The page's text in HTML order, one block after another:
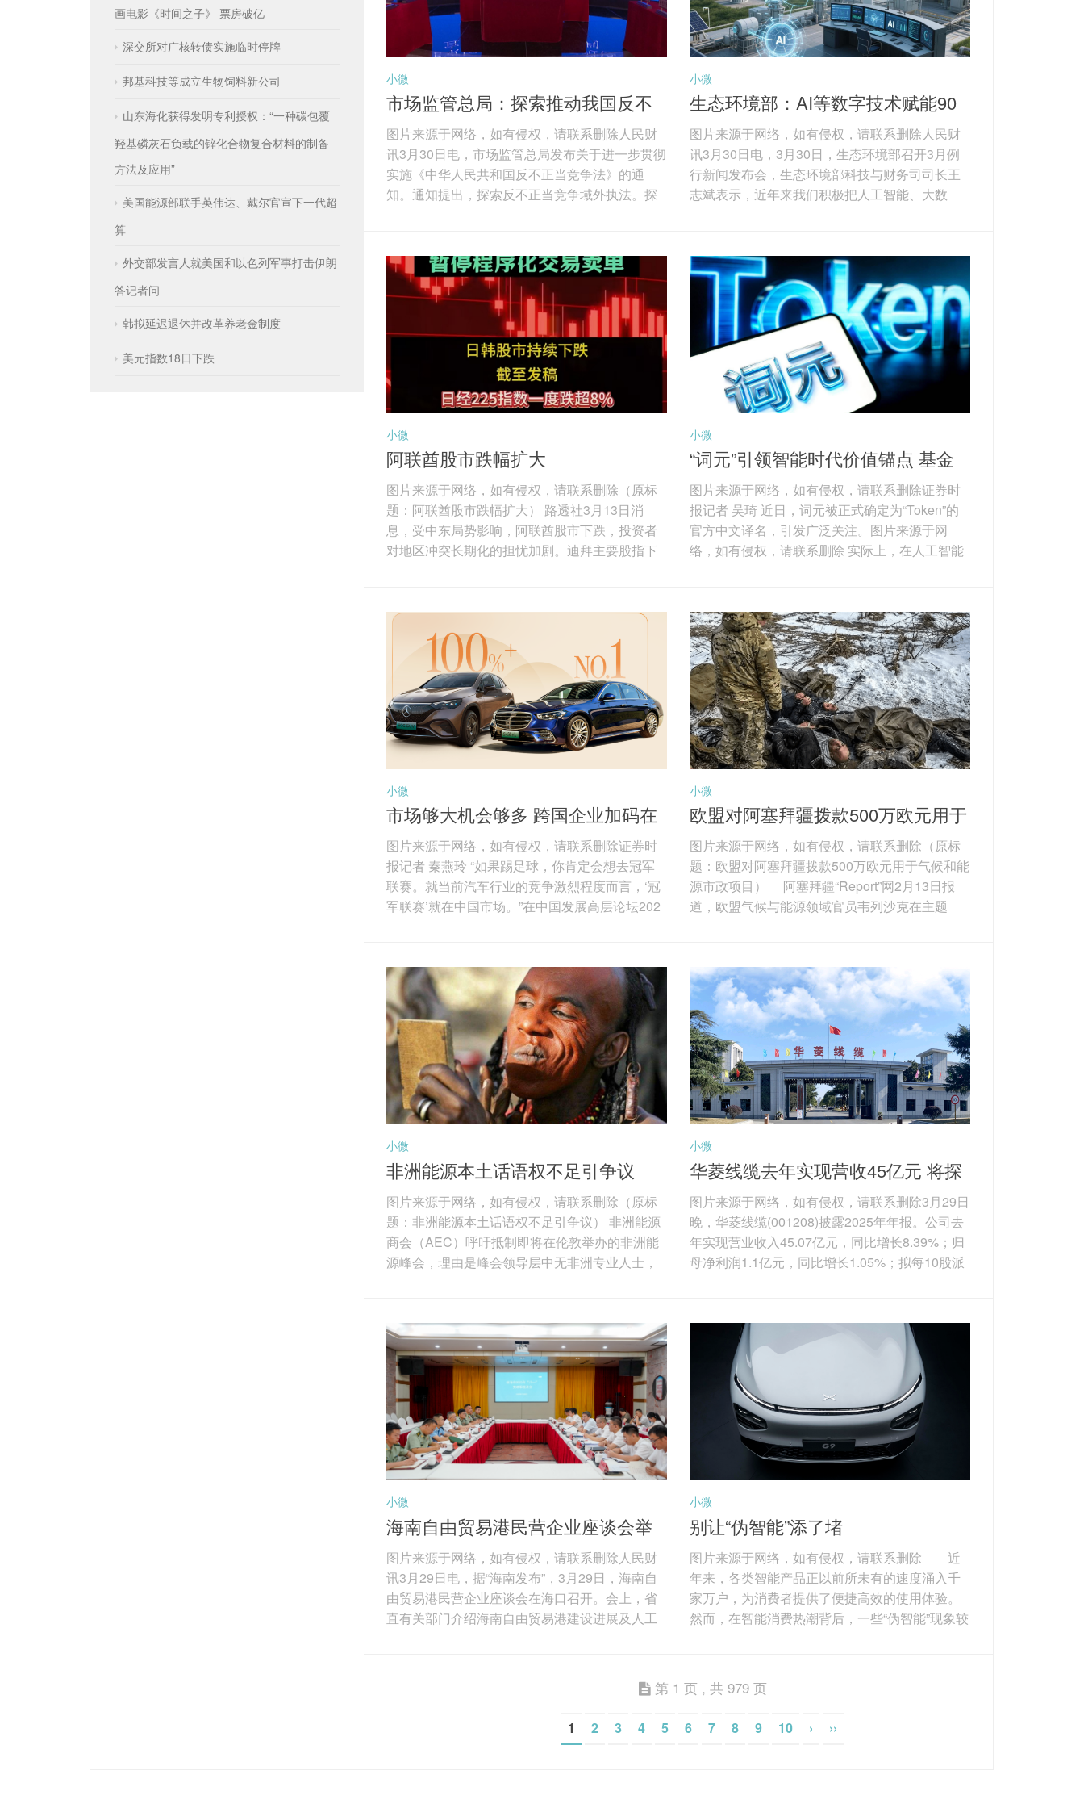
小微
市场监管总局：探索推动我国反不
正当竞争法律规则的域外适用
图片来源于网络，如有侵权，请联系删除人民财
讯3月30日电，市场监管总局发布关于进一步贯彻
实施《中华人民共和国反不正当竞争法》的通
知。通知提出，探索反不正当竞争域外执法。探
业诋毁、侵犯商业秘密等不正当竞争行为，扰乱
境内市场竞争秩序，损害境内经营者或者消费者
合法权益的，坚决予以打击，保障我国产业链供
应链安全，维护我国国家和企业利益。积极探索
域外执法实践，加快建设专门的涉外执法人才队
伍，支持有条件的...
小微
生态环境部：AI等数字技术赋能90
多个生态环境项目
图片来源于网络，如有侵权，请联系删除人民财
讯3月30日电，3月30日，生态环境部召开3月例
行新闻发布会，生态环境部科技与财务司司长王
志斌表示，近年来我们积极把人工智能、大数
科技重大项目，部署包括高通量自动化智能监测
技术在内的90多个项目。在监测方面，人工智能
技术逐步嵌入生态环境监测，并实现业务化的应
用，如生物多样性识别从一年一次监测到可实现
全年连续监测。在监管方面，人工智能技术应用
大大提升非现...
小微
阿联酋股市跌幅扩大
图片来源于网络，如有侵权，请联系删除（原标
题：阿联酋股市跌幅扩大） 路透社3月13日消
息，受中东局势影响，阿联酋股市下跌，投资者
对地区冲突长期化的担忧加剧。迪拜主要股指下
创六年来第二大单周跌幅。阿布扎比股指当日下
跌1.6%，连续第四周收跌，阿布扎比第一银行下
跌2.2%，阿尔达地产下跌4.3%。分析人士认为，
尽管油价上涨可能支撑能源股，但贸易航线、能
源基础设施和区域物流面临的中断风险...
小微
“词元”引领智能时代价值锚点 基金
经理踏浪掘金产业链机遇
图片来源于网络，如有侵权，请联系删除证券时
报记者 吴琦 近日，词元被正式确定为“Token”的
官方中文译名，引发广泛关注。图片来源于网
络，如有侵权，请联系删除 实际上，在人工智能
Models（世界模型）等科技名词已接连涌现。在
此背景下，持续迭代自身的认知也成为了基金经
理在科技投资中不可回避的宿命。接受证券时报
记者采访的基金经理普遍表示，在新事物浪潮
中，唯有通过持续学...
小微
市场够大机会够多 跨国企业加码在
华投资
图片来源于网络，如有侵权，请联系删除证券时
报记者 秦燕玲 “如果踢足球，你肯定会想去冠军
联赛。就当前汽车行业的竞争激烈程度而言，‘冠
军联赛’就在中国市场。”在中国发展高层论坛202
球跨国企业的重要性。图片来源于网络，如有侵
权，请联系删除 “如果你想成为全球领军者，就必
须来中国；如果你想要在这里蓬勃发展、取得成
功甚至仅仅是生存下去，都必须加大投资力度、
加大研发投入，这也正是我们在做的。...
小微
欧盟对阿塞拜疆拨款500万欧元用于
气候和能源市政项目
图片来源于网络，如有侵权，请联系删除（原标
题：欧盟对阿塞拜疆拨款500万欧元用于气候和能
源市政项目） 阿塞拜疆“Report”网2月13日报
道，欧盟气候与能源领域官员韦列沙克在主题
达到可融资标准，阿已启动住宅和公共建筑能源
审计，形成11份针对11栋建筑的项目文件，项目
总投资额超500万欧元（592.7万美元）。上述项
目包括明盖恰乌尔3栋住宅楼、希尔达兰1所学...
小微
非洲能源本土话语权不足引争议
图片来源于网络，如有侵权，请联系删除（原标
题：非洲能源本土话语权不足引争议） 非洲能源
商会（AEC）呼吁抵制即将在伦敦举办的非洲能
源峰会，理由是峰会领导层中无非洲专业人士，
联系删除 AEC指出，随着国际论坛聚焦非洲能源
未来，非洲机构正推动本土专业人士深度参与议
程制定。非洲能源界多次强调，非洲必须主导自
身资源决策，在投资、融资与行业治理中掌握更
大话语权。 非洲本土机构长期致力于完善财税、
许...
小微
华菱线缆去年实现营收45亿元 将探
索新增长曲线
图片来源于网络，如有侵权，请联系删除3月29日
晚，华菱线缆(001208)披露2025年年报。公司去
年实现营业收入45.07亿元，同比增长8.39%；归
母净利润1.1亿元，同比增长1.05%；拟每10股派
特种电缆、电力电缆、电气装备用电缆、裸导线
及线束等。其中，公司的特种电缆，可分为航空
航天及融合装备用电缆、数据通信电缆、机器人
电缆等。图片来源于网络，如有侵权，请联系删
除 分产品来看...
小微
海南自由贸易港民营企业座谈会举
行
图片来源于网络，如有侵权，请联系删除人民财
讯3月29日电，据“海南发布”，3月29日，海南自
由贸易港民营企业座谈会在海口召开。会上，省
直有关部门介绍海南自由贸易港建设进展及人工
集团、东超科技、华大基因、商汤科技等15家民
营企业代表参会，围绕强化场景牵引、深化生态
业提质增效等深入交流。 海南省委书记冯飞在座
小微
别让“伪智能”添了堵
图片来源于网络，如有侵权，请联系删除 近
年来，各类智能产品正以前所未有的速度涌入千
家万户，为消费者提供了便捷高效的使用体验。
然而，在智能消费热潮背后，一些“伪智能”现象较
能看视频的屏幕；宣称拥有先进路径规划能力的
智能扫地机器人，实际使用中却经常“原地转
缺乏专业的维修人员和统一的服务标准，一旦出
第 1 页 , 共 979 页
1 2 3 4 5 6 7 8 9 10 › ››
画电影《时间之子》 票房破亿
深交所对广核转债实施临时停牌
邦基科技等成立生物饲料新公司
山东海化获得发明专利授权：“一种碳包覆
羟基磷灰石负载的锌化合物复合材料的制备
方法及应用”
美国能源部联手英伟达、戴尔官宣下一代超
算
外交部发言人就美国和以色列军事打击伊朗
答记者问
韩拟延迟退休并改革养老金制度
美元指数18日下跌